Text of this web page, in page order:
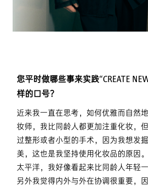
您平时做哪些事来实践“CREATE
样的口号？
近来我一直在思考，如何优雅而自然
妆师，我比同龄人都更加注重化妆，
过整形或者小型的手术，因为我想发
美，这也是我坚持使用化妆品的原因
太平洋，我好像看起来比同龄人年轻一
另外我觉得内外与外在协调很重要，